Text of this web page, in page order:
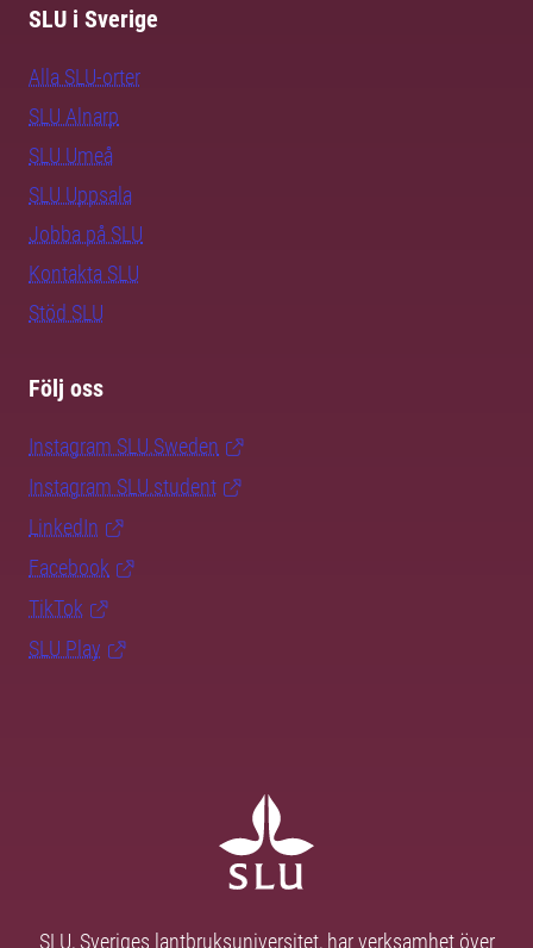
SLU i Sverige
Alla SLU-orter
SLU Alnarp
SLU Umeå
SLU Uppsala
Jobba på SLU
Kontakta SLU
Stöd SLU
Följ oss
Instagram SLU.Sweden
Instagram SLU.student
LinkedIn
Facebook
TikTok
SLU Play
SLU, Sveriges lantbruksuniversitet, har verksamhet över